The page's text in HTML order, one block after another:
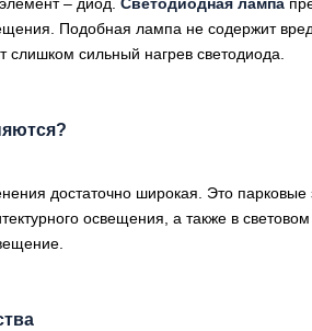
Подобная лампа не содержит
слишком сильный нагрев светодиода.
достаточно широкая. Это
освещения, а также в